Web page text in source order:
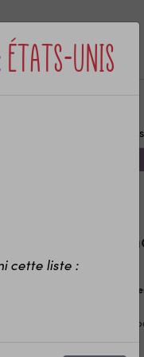
personnalisés
États-Unis
cette liste :Madame"
dégressif visible dans le
un accessoire original et utile